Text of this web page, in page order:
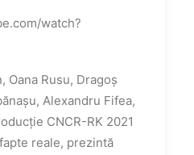
watch?
Oana Rusu, Dragoș
Alexandru Fifea,
CNCR-RK 2021
reale, prezintă